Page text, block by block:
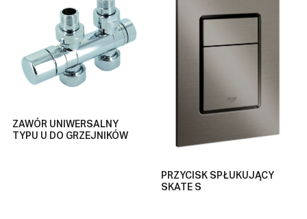
ZAWÓR UNIWERSALNY
TYPU U DO GRZEJNIKÓW
PRZYCISK SPŁUKUJĄCY
SKATE S